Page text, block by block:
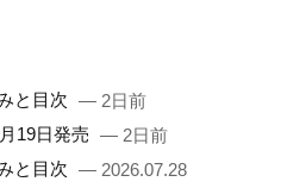
と目次 — 2日前
19日発売 — 2日前
と目次 — 2026.07.28